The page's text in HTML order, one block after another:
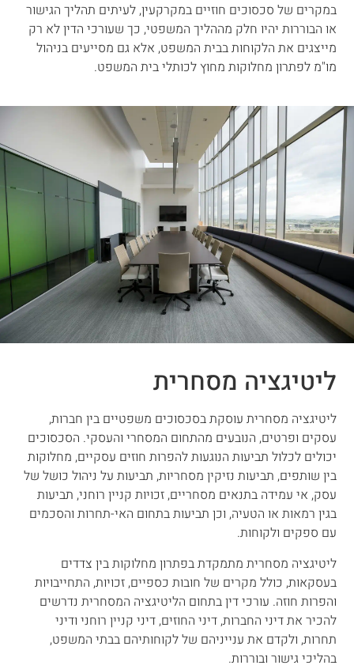
במקרים של סכסוכים חוזיים במקרקעין, לעיתים תהליך הגישור
או הבוררות יהיו חלק מההליך המשפטי, כך שעורכי הדין לא רק
מייצגים את הלקוחות בבית המשפט, אלא גם מסייעים בניהול
מו"מ לפתרון מחלוקות מחוץ לכותלי בית המשפט.
ליטיגציה מסחרית
ליטיגציה מסחרית עוסקת בסכסוכים משפטיים בין חברות,
עסקים ופרטים, הנובעים מהתחום המסחרי והעסקי. הסכסוכים
יכולים לכלול תביעות הנוגעות להפרות חוזים עסקיים, מחלוקות
בין שותפים, תביעות נזיקין מסחריות, תביעות על ניהול כושל של
עסק, אי עמידה בתנאים מסחריים, זכויות קניין רוחני, תביעות
בגין רמאות או הטעיה, וכן תביעות בתחום האי-תחרות והסכמים
עם ספקים ולקוחות.
ליטיגציה מסחרית מתמקדת בפתרון מחלוקות בין צדדים
בעסקאות, כולל מקרים של חובות כספיים, זכויות, התחייבויות
והפרות חוזה. עורכי דין בתחום הליטיגציה המסחרית נדרשים
להכיר את דיני החברות, דיני החוזים, דיני קניין רוחני ודיני
תחרות, ולקדם את ענייניהם של לקוחותיהם בבתי המשפט,
בהליכי גישור ובוררות.